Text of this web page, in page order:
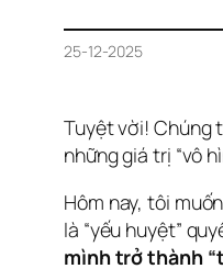
25-12-2025
Tuyệt vời! Chúng
những giá trị “vô
Hôm nay, tôi
là “yếu huyệt”
mình trở thành